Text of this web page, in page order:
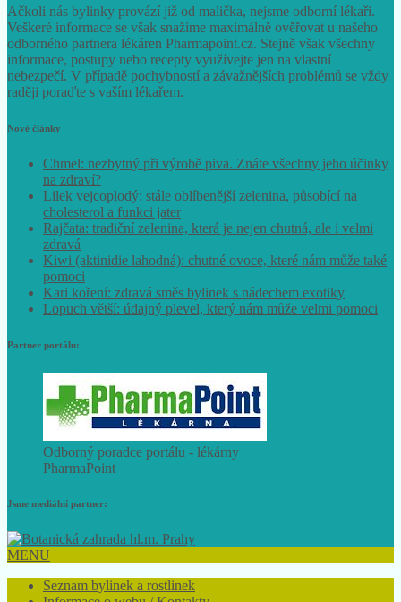
Ačkoli nás bylinky provází již od malička, nejsme odborní lékaři.
Veškeré informace se však snažíme maximálně ověřovat u našeho
odborného partnera lékáren Pharmapoint.cz. Stejně však všechny
informace, postupy nebo recepty využívejte jen na vlastní
nebezpečí. V případě pochybností a závažnějších problémů se vždy
raději poraďte s vaším lékařem.
Nové články
Chmel: nezbytný při výrobě piva. Znáte všechny jeho účinky
na zdraví?
Lilek vejcoplodý: stále oblíbenější zelenina, působící na
cholesterol a funkci jater
Rajčata: tradiční zelenina, která je nejen chutná, ale i velmi
zdravá
Kiwi (aktinidie lahodná): chutné ovoce, které nám může také
pomoci
Kari koření: zdravá směs bylinek s nádechem exotiky
Lopuch větší: údajný plevel, který nám může velmi pomoci
Partner portálu:
Odborný poradce portálu - lékárny
PharmaPoint
Jsme mediální partner:
MENU
Seznam bylinek a rostlinek